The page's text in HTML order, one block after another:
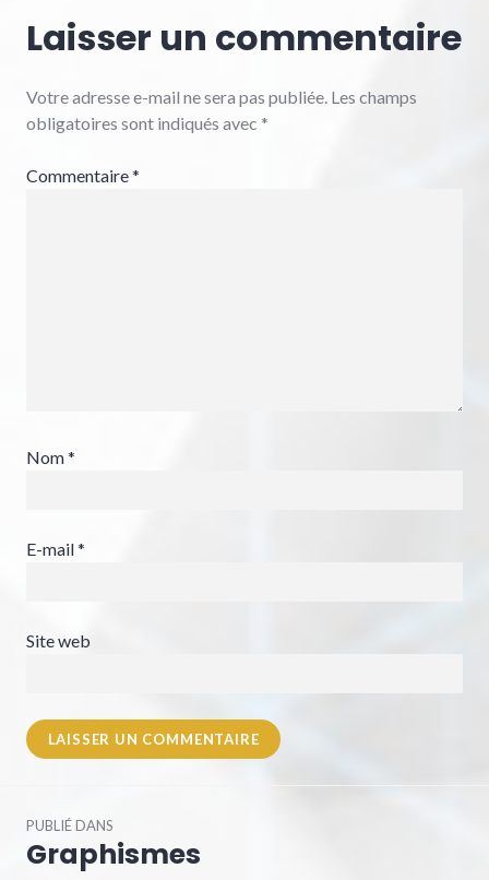
Laisser un commentaire
Votre adresse e-mail ne sera pas publiée. Les champs
obligatoires sont indiqués avec *
Commentaire*
Nom*
E-mail*
Site web
dePUBLIÉ DANS
Graphismes